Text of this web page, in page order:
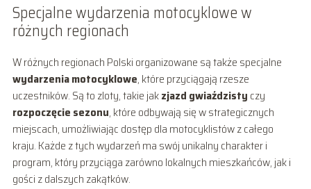
Specjalne wydarzenia motocyklowe w
różnych regionach
W różnych regionach Polski organizowane są także specjalne
wydarzenia motocyklowe, które przyciągają rzesze
uczestników. Są to zloty, takie jakzjazd gwiaździsty czy
rozpoczęcie sezonu, które odbywają się w strategicznych
miejscach, umożliwiając dostęp dla motocyklistów z całego
kraju. Każde z tych wydarzeń ma swój unikalny charakter i
program, który przyciąga zarówno lokalnych mieszkańców, jak i
gości z dalszych zakątków.